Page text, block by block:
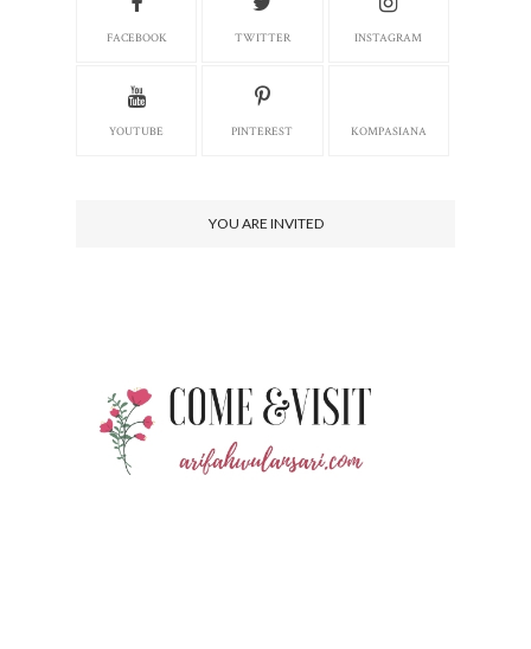
FACEBOOK TWITTER INSTAGRAM
YOUTUBE PINTEREST KOMPASIANA
YOU ARE INVITED